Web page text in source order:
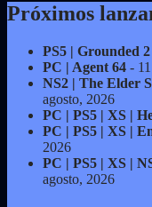
Próximos
PS5 | Grounded 2
PC | Agent 64 -
NS2 | The Elder
agosto, 2026
PC | PS5 | XS |
PC | PS5 | XS |
2026
PC | PS5 | XS |
agosto, 2026